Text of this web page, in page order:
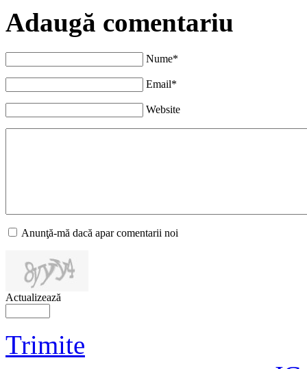
Adaugă comentariu
Nume*
Email*
Website
Anunţă-mă dacă apar comentarii noi
Actualizează
Trimite